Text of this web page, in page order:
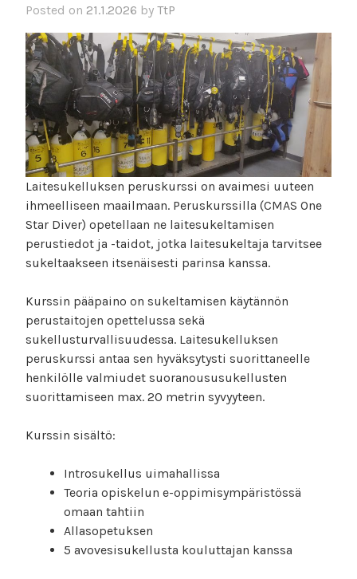
Posted on 21.1.2026 by TtP
Laitesukelluksen peruskurssi on avaimesi uuteen
ihmeelliseen maailmaan. Peruskurssilla (CMAS One
Star Diver) opetellaan ne laitesukeltamisen
perustiedot ja -taidot, jotka laitesukeltaja tarvitsee
sukeltaakseen itsenäisesti parinsa kanssa.
Kurssin pääpaino on sukeltamisen käytännön
perustaitojen opettelussa sekä
sukellusturvallisuudessa. Laitesukelluksen
peruskurssi antaa sen hyväksytysti suorittaneelle
henkilölle valmiudet suoranoususukellusten
suorittamiseen max. 20 metrin syvyyteen.
Kurssin sisältö:
Introsukellus uimahallissa
Teoria opiskelun e-oppimisympäristössä
omaan tahtiin
Allasopetuksen
5 avovesisukellusta kouluttajan kanssa